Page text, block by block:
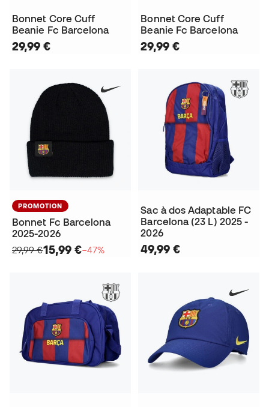
Bonnet Core Cuff
Beanie Fc Barcelona
29,99 €
Bonnet Core Cuff
Beanie Fc Barcelona
29,99 €
PROMOTION
Bonnet Fc Barcelona
2025-2026
29,99 €15,99 €−47%
Sac à dos Adaptable FC
Barcelona (23 L) 2025 -
2026
49,99 €